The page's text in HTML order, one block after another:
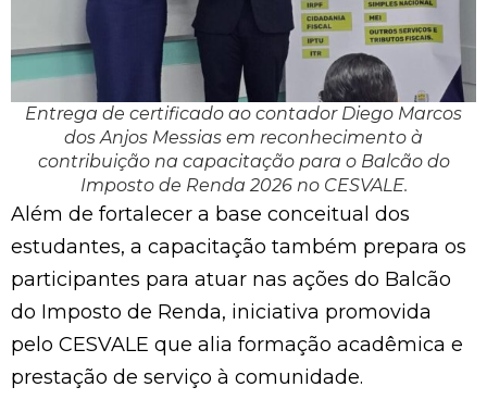
Entrega de certificado ao contador Diego Marcos
dos Anjos Messias em reconhecimento à
contribuição na capacitação para o Balcão do
Imposto de Renda 2026 no CESVALE.
Além de fortalecer a base conceitual dos
estudantes, a capacitação também prepara os
participantes para atuar nas ações do Balcão
do Imposto de Renda, iniciativa promovida
pelo CESVALE que alia formação acadêmica e
prestação de serviço à comunidade.